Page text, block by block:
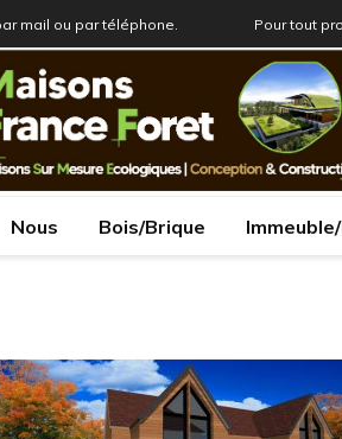
mail ou par téléphone. Pour tout
Nous Bois/Brique